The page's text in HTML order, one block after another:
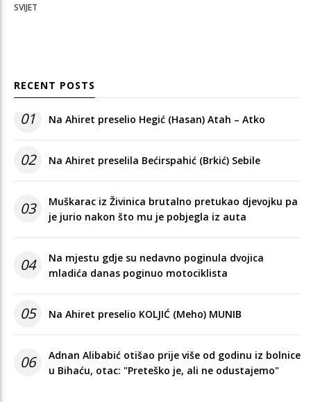
SVIJET
RECENT POSTS
01 Na Ahiret preselio Hegić (Hasan) Atah – Atko
02 Na Ahiret preselila Bećirspahić (Brkić) Sebile
03
Muškarac iz Živinica brutalno pretukao djevojku pa
je jurio nakon što mu je pobjegla iz auta
04
Na mjestu gdje su nedavno poginula dvojica
mladića danas poginuo motociklista
05 Na Ahiret preselio KOLJIĆ (Meho) MUNIB
06
Adnan Alibabić otišao prije više od godinu iz bolnice
u Bihaću, otac: "Preteško je, ali ne odustajemo"